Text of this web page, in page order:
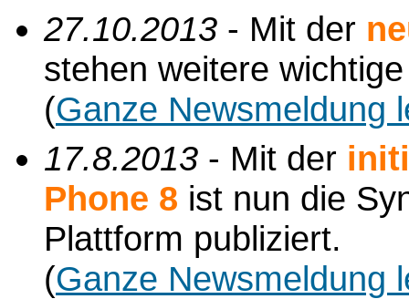
27.10.2013 - Mit der
stehen weitere
(Ganze Newsmeldung
17.8.2013 - Mit der
Phone 8 ist nun die
Plattform publiziert.
(Ganze Newsmeldung